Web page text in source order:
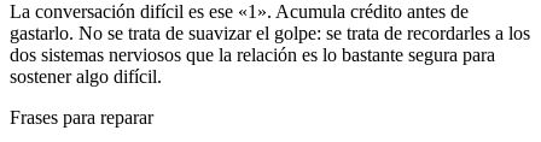
La conversación difícil es ese «1». Acumula crédito antes de
gastarlo. No se trata de suavizar el golpe: se trata de recordarles a los
dos sistemas nerviosos que la relación es lo bastante segura para
sostener algo difícil.
Frases para reparar